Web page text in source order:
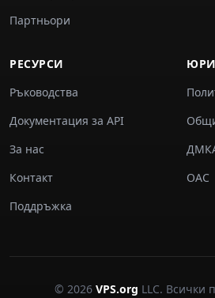
Партньори
РЕСУРСИ
Ръководства
Документация за API
За нас
Контакт
Поддръжка
ОАС
© 2026 VPS.org LLC. Всички